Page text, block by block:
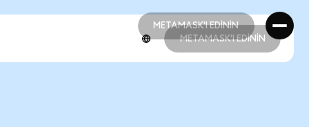
METAMASK'I EDİNİN
METAMASK'I EDİNİN
METAMASK'I EDİNİN